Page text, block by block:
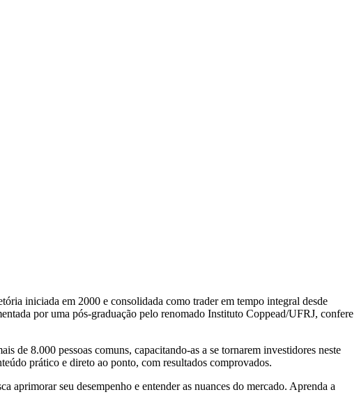
iniciada em 2000 e consolidada como trader em tempo integral desde
por uma pós-graduação pelo renomado Instituto Coppead/UFRJ, confere
de 8.000 pessoas comuns, capacitando-as a se tornarem investidores neste
prático e direto ao ponto, com resultados comprovados.
aprimorar seu desempenho e entender as nuances do mercado. Aprenda a